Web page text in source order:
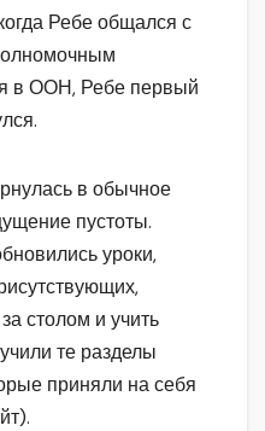
Ребе общался с
в ООН, Ребе первый
в обычное
пустоты.
уроки,
столом и учить
те разделы
приняли на себя